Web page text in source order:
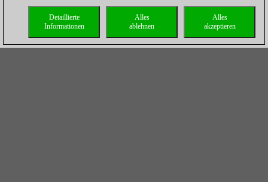
Alles
akzeptieren
Alles
ablehnen
Detaillierte
Informationen